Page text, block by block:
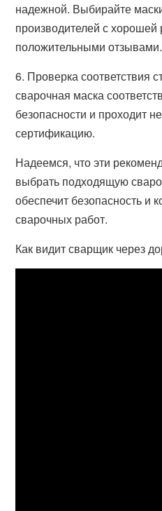
надежной. Выбирайте
производителей с хорошей
положительными отзывами.
6. Проверка соответствия
сварочная маска
безопасности и проходит
сертификацию.
Надеемся, что эти
выбрать подходящую
обеспечит безопасность
сварочных работ.
Как видит сварщик через